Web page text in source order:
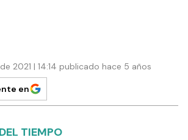
2021 | 14:14 publicado hace 5 años
en
TIEMPO